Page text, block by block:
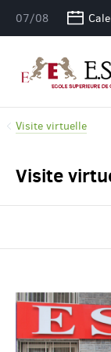
07/08
Visite virtuelle
Visite